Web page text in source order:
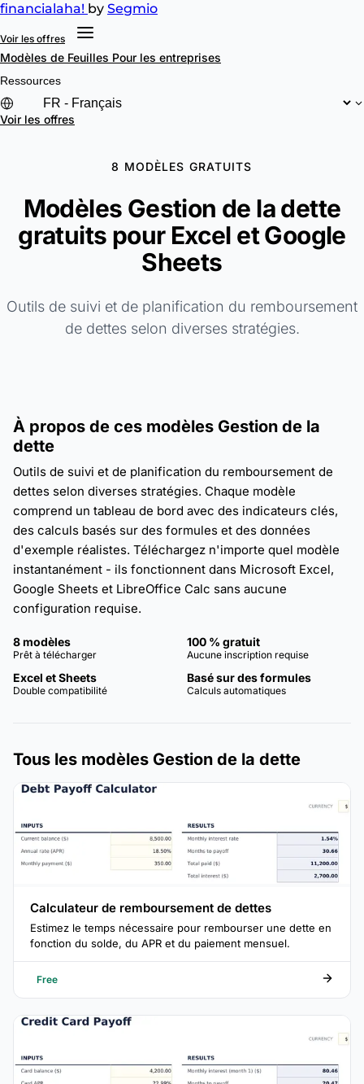
financialaha! by Segmio
Voir les offres
Modèles de Feuilles Pour les entreprises
Ressources
Voir les offres
8 MODÈLES GRATUITS
Modèles Gestion de la dette
gratuits pour Excel et Google
Sheets
Outils de suivi et de planification du remboursement
de dettes selon diverses stratégies.
À propos de ces modèles Gestion de la
dette
Outils de suivi et de planification du remboursement de
dettes selon diverses stratégies. Chaque modèle
comprend un tableau de bord avec des indicateurs clés,
des calculs basés sur des formules et des données
d'exemple réalistes. Téléchargez n'importe quel modèle
instantanément - ils fonctionnent dans Microsoft Excel,
Google Sheets et LibreOffice Calc sans aucune
configuration requise.
8 modèles
Prêt à télécharger
100 % gratuit
Aucune inscription requise
Excel et Sheets
Double compatibilité
Basé sur des formules
Calculs automatiques
Tous les modèles Gestion de la dette
Calculateur de remboursement de dettes
Estimez le temps nécessaire pour rembourser une dette en
fonction du solde, du APR et du paiement mensuel.
Free